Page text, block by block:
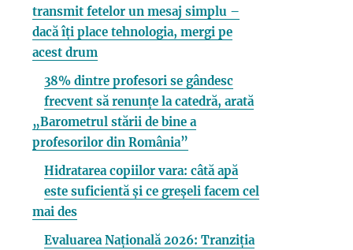
transmit fetelor un mesaj simplu –
dacă îți place tehnologia, mergi pe
acest drum
38% dintre profesori se gândesc
frecvent să renunțe la catedră, arată
„Barometrul stării de bine a
profesorilor din România”
Hidratarea copiilor vara: câtă apă
este suficientă și ce greșeli facem cel
mai des
Evaluarea Națională 2026: Tranziția